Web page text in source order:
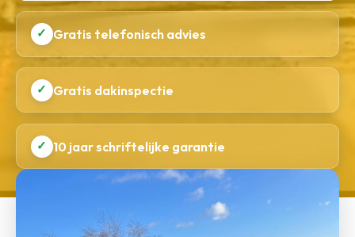
✓ Gratis telefonisch advies
✓ Gratis dakinspectie
✓ 10 jaar schriftelijke garantie